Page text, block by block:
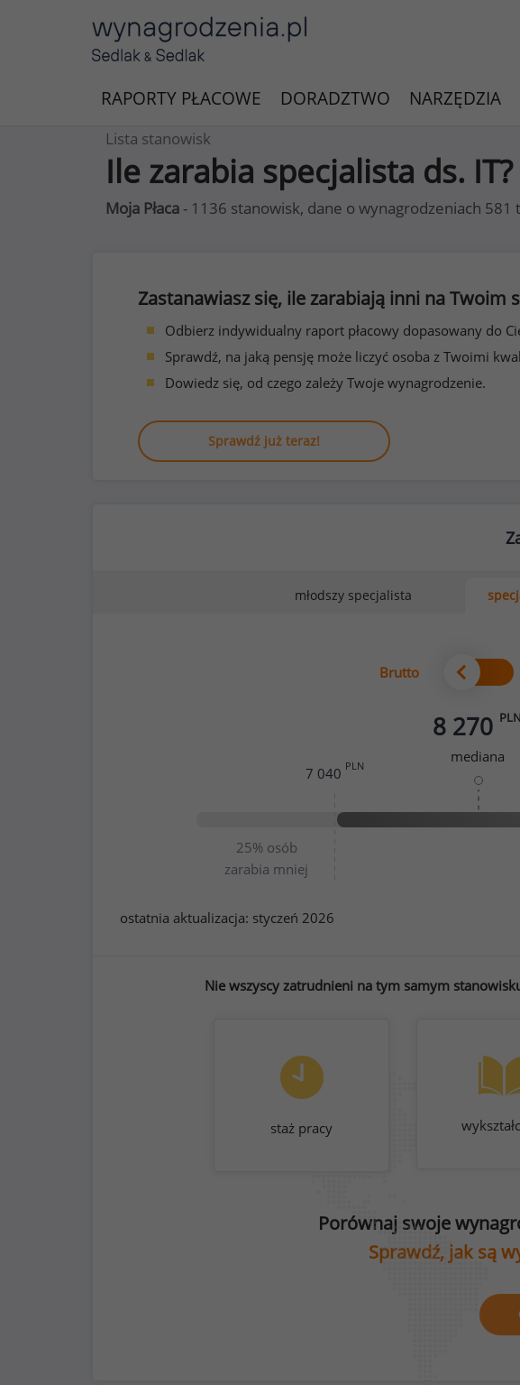
RAPORTY PŁACOWE DORADZTWO NARZĘDZIA
Lista stanowisk
Ile zarabia specjalista ds. IT?
Moja Płaca - 1136 stanowisk, dane o wynagrodzeniach 581
Zastanawiasz się, ile zarabiają inni na Twoim
Odbierz indywidualny raport płacowy dopasowany do
Sprawdź, na jaką pensję może liczyć osoba z Twoimi
Dowiedz się, od czego zależy Twoje wynagrodzenie.
Sprawdź już teraz!
młodszy specjalista
Brutto
8 270 PLN
mediana
25% osób
zarabia mniej
7 040 PLN
ostatnia aktualizacja: styczeń 2026
Nie wszyscy zatrudnieni na tym samym
staż pracy
Porównaj swoje
Sprawdź, jak są